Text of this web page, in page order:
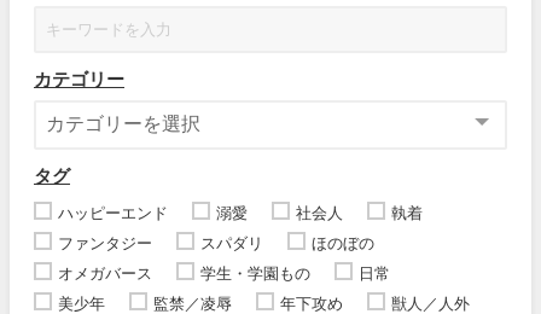
カテゴリー
タグ
ハッピーエンド 溺愛 社会人
執着
ファンタジー
スパダリ
ほのぼの
オメガバース
学生・学園もの
日常
美少年
監禁／凌辱 年下攻め
獣人／人外